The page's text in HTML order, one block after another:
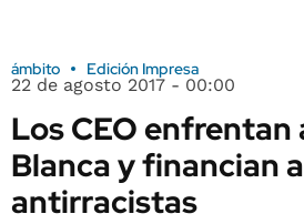
ámbito Edición Impresa
22 de agosto 2017 - 00:00
Los CEO enfrentan
Blanca y financian
antirracistas